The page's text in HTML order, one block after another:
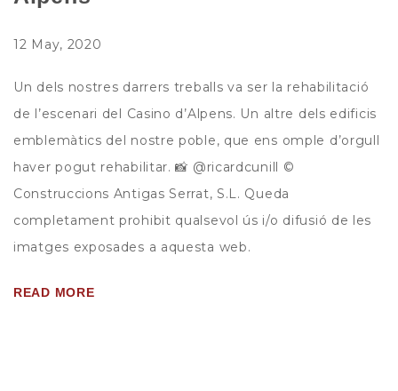
12 May, 2020
Un dels nostres darrers treballs va ser la rehabilitació
de l’escenari del Casino d’Alpens. Un altre dels edificis
emblemàtics del nostre poble, que ens omple d’orgull
haver pogut rehabilitar. 📸 @ricardcunill ©
Construccions Antigas Serrat, S.L. Queda
completament prohibit qualsevol ús i/o difusió de les
imatges exposades a aquesta web.
READ MORE